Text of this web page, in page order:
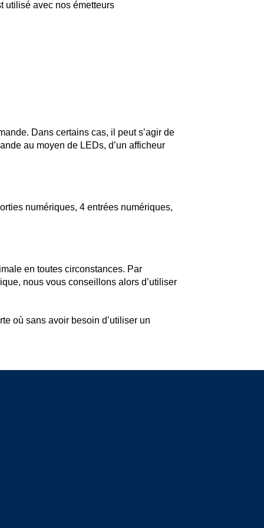
utilisé avec nos émetteurs
Dans certains cas, il peut s’agir de
au moyen de LEDs, d’un afficheur
numériques, 4 entrées numériques,
en toutes circonstances. Par
nous vous conseillons alors d’utiliser
où sans avoir besoin d’utiliser un